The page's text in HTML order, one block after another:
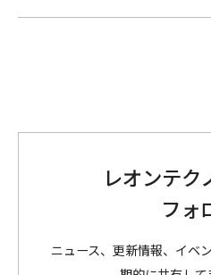
レオンテク
フォ
ニュース、更新情報、イベ